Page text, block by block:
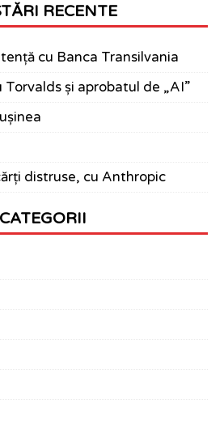
RECENTE
cu Banca Transilvania
Torvalds și aprobatul de „AI”
distruse, cu Anthropic
CATEGORII